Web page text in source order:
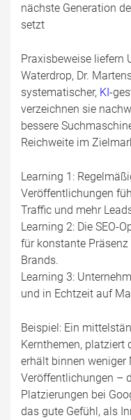
nächste Generation
setzt
Praxisbeweise liefern
Waterdrop, Dr.
systematischer, KI-
verzeichnen sie
bessere
Reichweite im
Learning 1:
Veröffentlichungen
Traffic und mehr
Learning 2: Die SEO-
für konstante
Brands.
Learning 3:
und in Echtzeit auf
Beispiel: Ein
Kernthemen, platziert
erhält binnen weniger
Veröffentlichungen –
Platzierungen bei
das gute Gefühl, als